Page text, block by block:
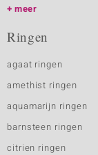
meer
Ringen
agaat ringen
amethist ringen
aquamarijn ringen
barnsteen ringen
citrien ringen